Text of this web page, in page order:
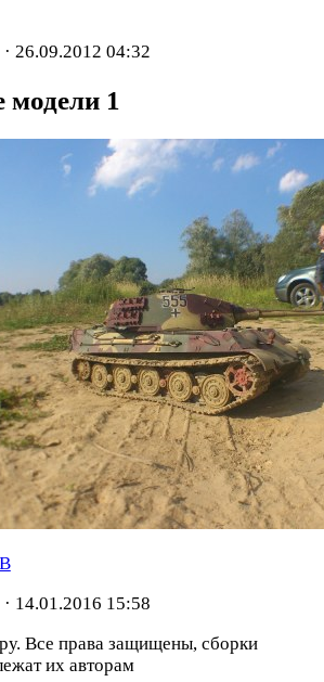
26.09.2012 04:32
1
14.01.2016 15:58
Все права защищены, сборки
их авторам